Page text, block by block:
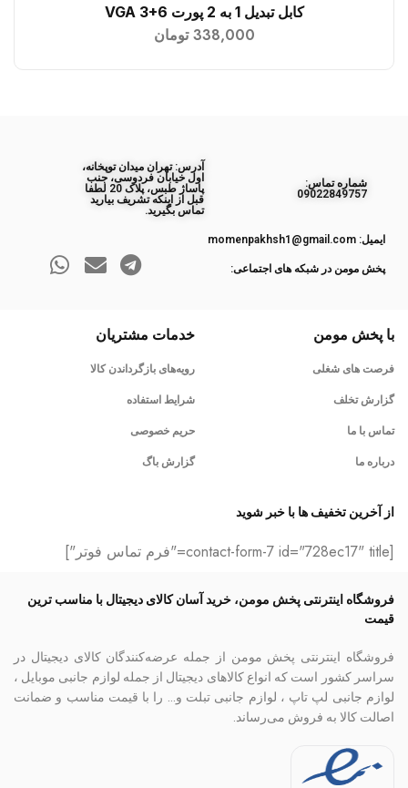
افزودن به سبد خریدکابل تبدیل 1 به 2 پورت VGA 3+6
338,000 تومان
ﺷﻤﺎره ﺗﻤﺎس:
09022849757
آدرس: تهران میدان توپخانه،
اول خیابان فردوسی، جنب
پاساژ طبس، پلاک 20 لطفا
قبل از اینکه تشریف بیارید
تماس بگیرید.
ایمیل: momenpakhsh1@gmail.com
پخش مومن در شبکه های اجتماعی:
با پخش مومن
فرصت های شغلی
گزارش تخلف
تماس با ما
درباره ما
خدمات مشتریان
رویه‌های بازگرداندن کالا
شرایط استفاده
حریم خصوصی
گزارش باگ
از آخرین تخفیف ها با خبر شوید
[contact-form-7 id="728ec17" title="فرم تماس فوتر"]
فروشگاه اینترنتی پخش مومن، خرید آسان کالای دیجیتال با مناسب ترین
قیمت
فروشگاه اینترنتی پخش مومن از جمله عرضه‌کنندگان کالای دیجیتال در
سراسر کشور است که انواع کالاهای دیجیتال از جمله لوازم جانبی موبایل ،
لوازم جانبی لپ تاپ ، لوازم جانبی تبلت و… را با قیمت مناسب و ضمانت
اصالت کالا به فروش می‌رساند.